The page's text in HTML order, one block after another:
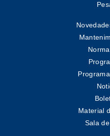
Material
Sala